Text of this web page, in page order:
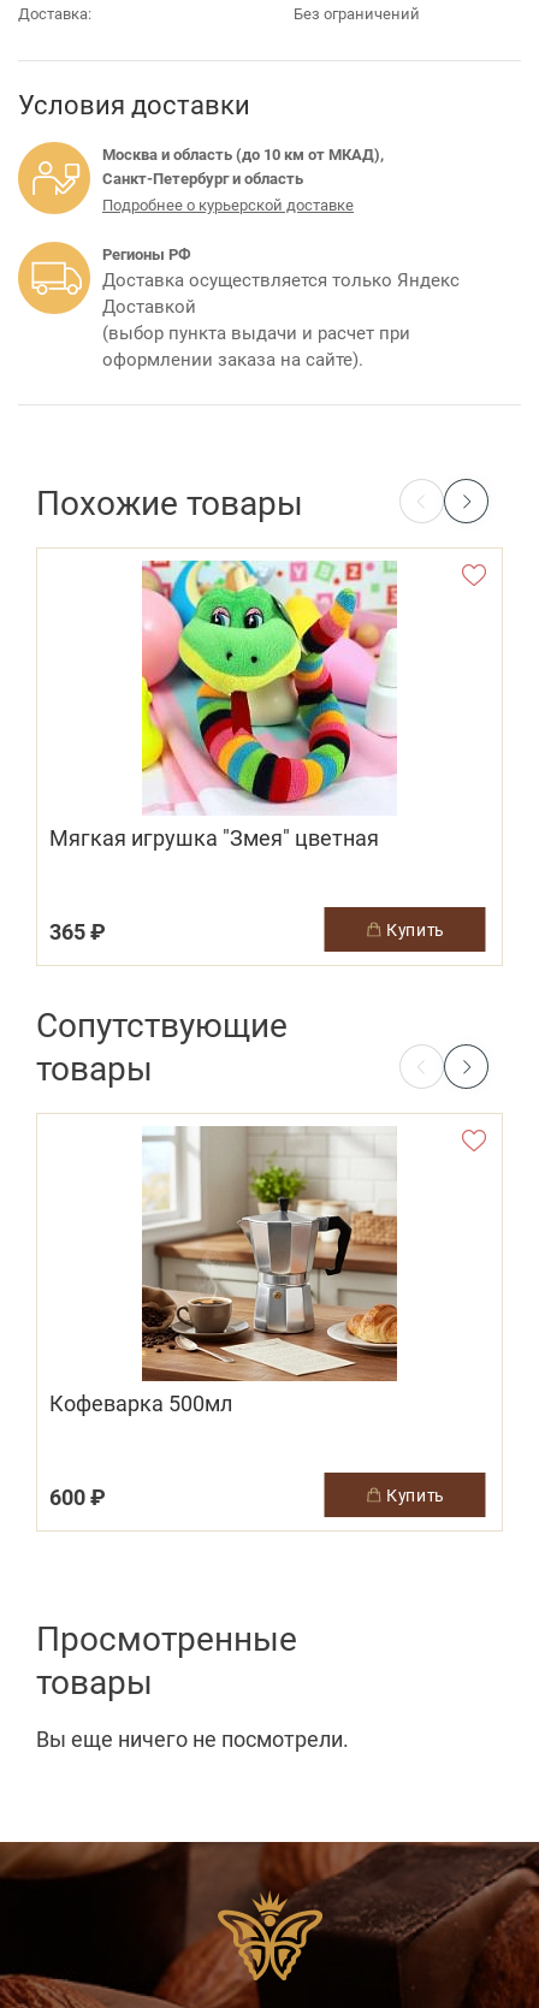
Доставка:
Без ограничений
Условия доставки
Москва и область (до 10 км от МКАД),
Санкт-Петербург и область
Подробнее о курьерской доставке
Регионы РФ
Доставка осуществляется только Яндекс
Доставкой
(выбор пункта выдачи и расчет при
оформлении заказа на сайте).
Похожие товары
Мягкая игрушка "Змея" цветная
365 ₽ купить
Сопутствующие
товары
Кофеварка 500мл
600 ₽ купить
Просмотренные
товары
Вы еще ничего не посмотрели.